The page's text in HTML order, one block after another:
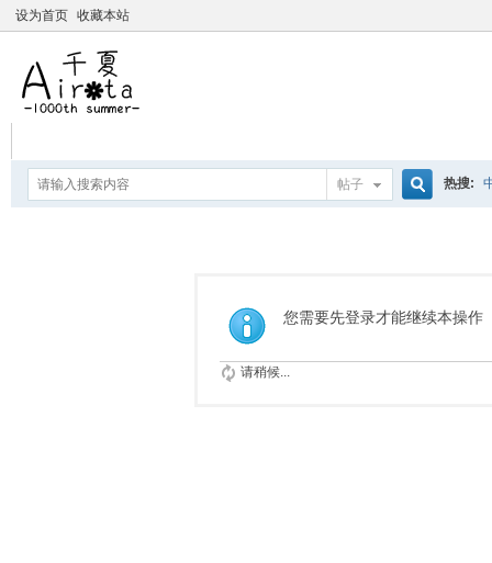
设为首页 收藏本站
帖子
索
热搜:
您需要先登录才能继续本操作
请稍候...